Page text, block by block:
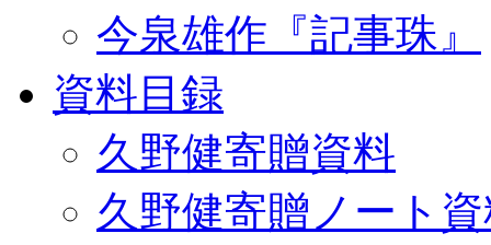
今泉雄作『記事珠』
資料目録
久野健寄贈資料
久野健寄贈ノート